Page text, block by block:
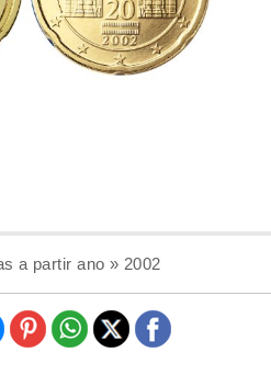
a partir ano » 2002